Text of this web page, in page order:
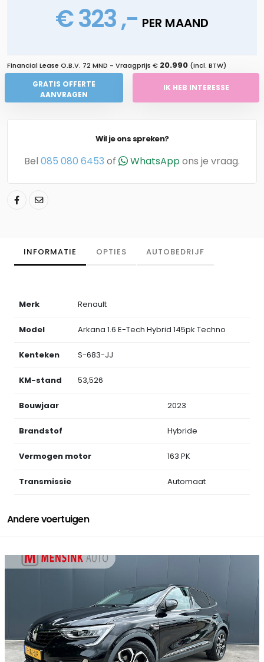
€ 323 ,- PER MAAND
Financial Lease O.B.V. 72 MND - Vraagprijs € 20.990 (Incl. BTW)
GRATIS OFFERTE
AANVRAGEN
IK HEB INTERESSE
Wil je ons spreken?
Bel 085 080 6453 of WhatsAppons je vraag.
INFORMATIE OPTIES AUTOBEDRIJF
Merk Renault
Model Arkana 1.6 E-Tech Hybrid 145pk Techno
Kenteken S-683-JJ
KM-stand 53,526
Bouwjaar 2023
Brandstof Hybride
Vermogen motor 163 PK
Transmissie Automaat
Andere voertuigen